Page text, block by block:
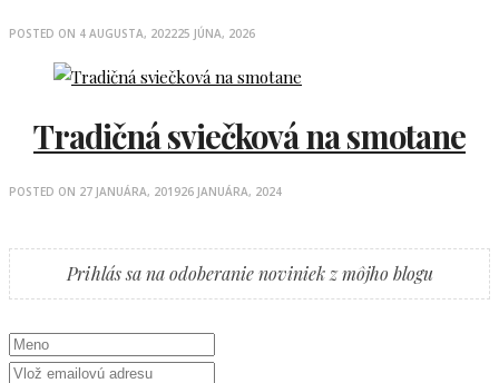
POSTED ON 4 AUGUSTA, 202225 JÚNA, 2026
Tradičná sviečková na smotane
POSTED ON 27 JANUÁRA, 201926 JANUÁRA, 2024
Prihlás sa na odoberanie noviniek z môjho blogu